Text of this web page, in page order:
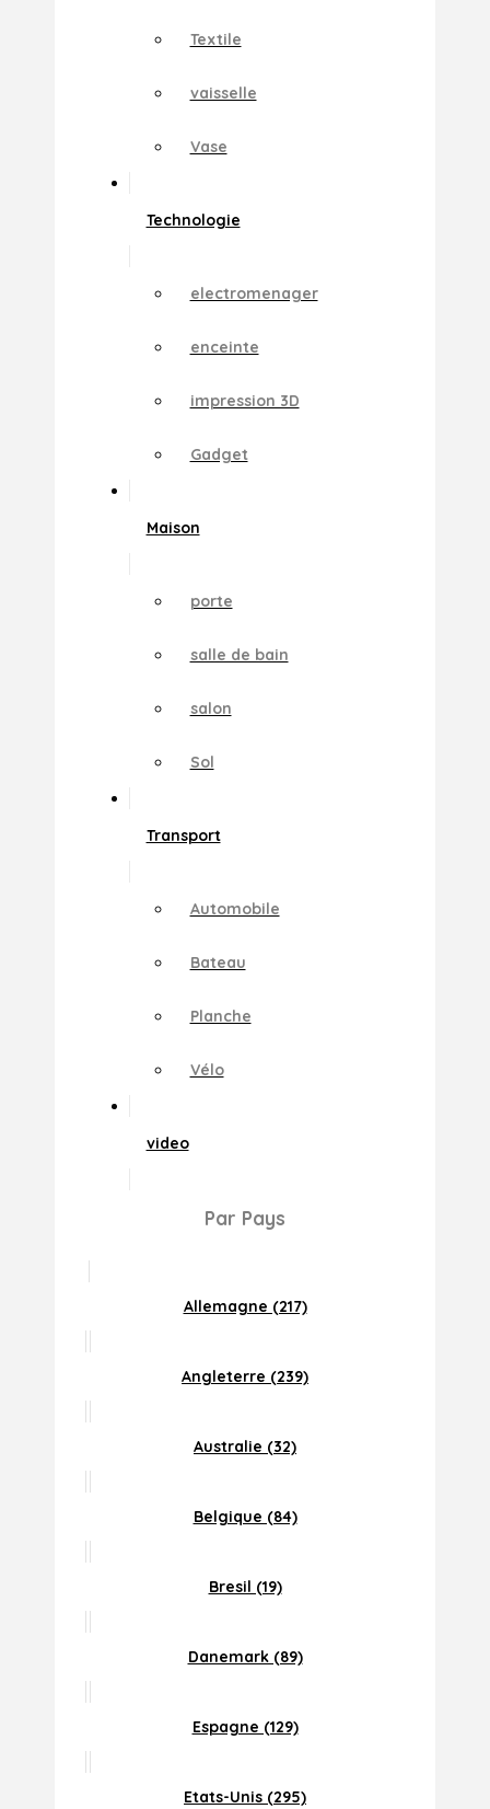
Textile
vaisselle
Vase
Technologie
electromenager
enceinte
impression 3D
Gadget
Maison
porte
salle de bain
salon
Sol
Transport
Automobile
Bateau
Planche
Vélo
video
Par Pays
Allemagne (217)
Angleterre (239)
Australie (32)
Belgique (84)
Bresil (19)
Danemark (89)
Espagne (129)
Etats-Unis (295)